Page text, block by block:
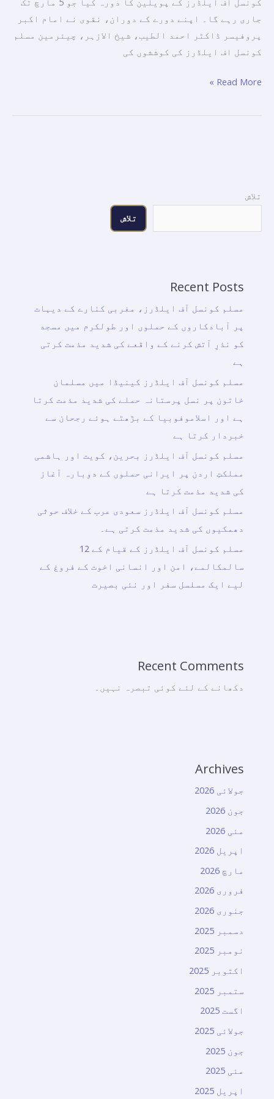
جاری رہے گا۔ اپنے دورے کے دوران، نقوی نے امام اکبر
پروفیسر ڈاکٹر احمد الطیب، شیخ الازہر، چیئرمین مسلم
کونسل اف ایلڈرز کی کوششوں کی
دورہ
کیا۔
Read More »
تلاش
تلاش
Recent Posts
مسلم کونسل آف ایلڈرز، مغربی کنارے کے دیہات
پر آبادکاروں کے حملوں اور طولکرم میں مسجد
کو نذرِ آتش کرنے کے واقعے کی شدید مذمت کرتی
ہے
مسلم کونسل آف ایلڈرز کینیڈا میں مسلمان
خاتون پر نسل پرستانہ حملے کی شدید مذمت کرتا
ہے اور اسلاموفوبیا کے بڑھتے ہوئے رجحان سے
خبردار کرتا ہے
مسلم کونسل آف ایلڈرز بحرین، کویت اور ہاشمی
مملکتِ اردن پر ایرانی حملوں کے دوبارہ آغاز
کی شدید مذمت کرتا ہے
مسلم کونسل آف ایلڈرز سعودی عرب کے خلاف حوثی
دھمکیوں کی شدید مذمت کرتی ہے۔
مسلم کونسل آف ایلڈرز کے قیام کے 12
سالمکالمے، امن اور انسانی اخوت کے فروغ کے
لیے ایک مسلسل سفر اور نئی بصیرت
Recent Comments
دکھانے کے لئے کوئی تبصرہ نہیں۔
Archives
جولائی 2026
جون 2026
مئی 2026
اپریل 2026
مارچ 2026
فروری 2026
جنوری 2026
دسمبر 2025
نومبر 2025
اکتوبر 2025
ستمبر 2025
اگست 2025
جولائی 2025
جون 2025
مئی 2025
اپریل 2025